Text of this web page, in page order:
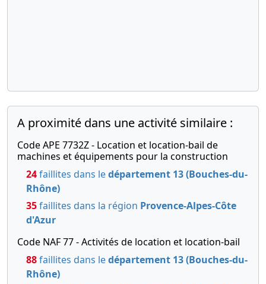
A proximité dans une activité similaire :
Code APE 7732Z - Location et location-bail de
machines et équipements pour la construction
24faillites dans ledépartement 13 (Bouches-du-
Rhône)
35faillites dans la région Provence-Alpes-Côte
d'Azur
Code NAF 77 - Activités de location et location-bail
88faillites dans ledépartement 13 (Bouches-du-
Rhône)